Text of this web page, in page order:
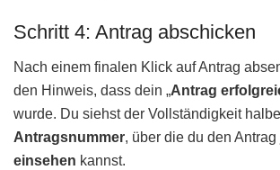
Schritt 4: Antrag abschicken
Nach einem finalen Klick auf Antrag
den Hinweis, dass dein „Antrag
wurde. Du siehst der Vollständigkeit
Antragsnummer, über die du den Antrag
einsehen kannst.